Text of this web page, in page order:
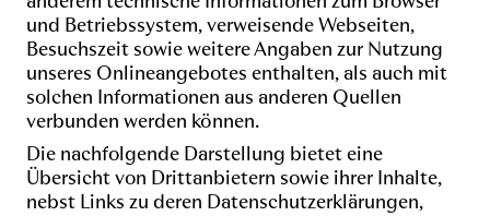
und Betriebssystem, verweisende Webseiten,
Besuchszeit sowie weitere Angaben zur Nutzung
unseres Onlineangebotes enthalten, als auch mit
solchen Informationen aus anderen Quellen
verbunden werden können.
Die nachfolgende Darstellung bietet eine
Übersicht von Drittanbietern sowie ihrer Inhalte,
nebst Links zu deren Datenschutzerklärungen,